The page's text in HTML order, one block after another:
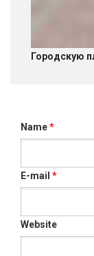
Городскую
Name*
E-mail *
Website